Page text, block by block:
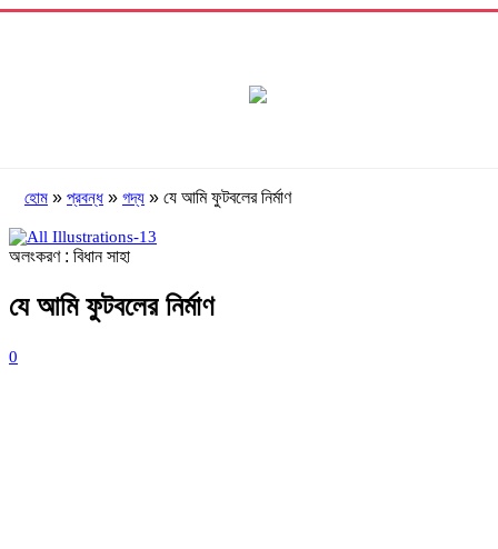
হোম » প্রবন্ধ » গদ্য » যে আমি ফুটবলের নির্মাণ
অলংকরণ : বিধান সাহা
যে আমি ফুটবলের নির্মাণ
0